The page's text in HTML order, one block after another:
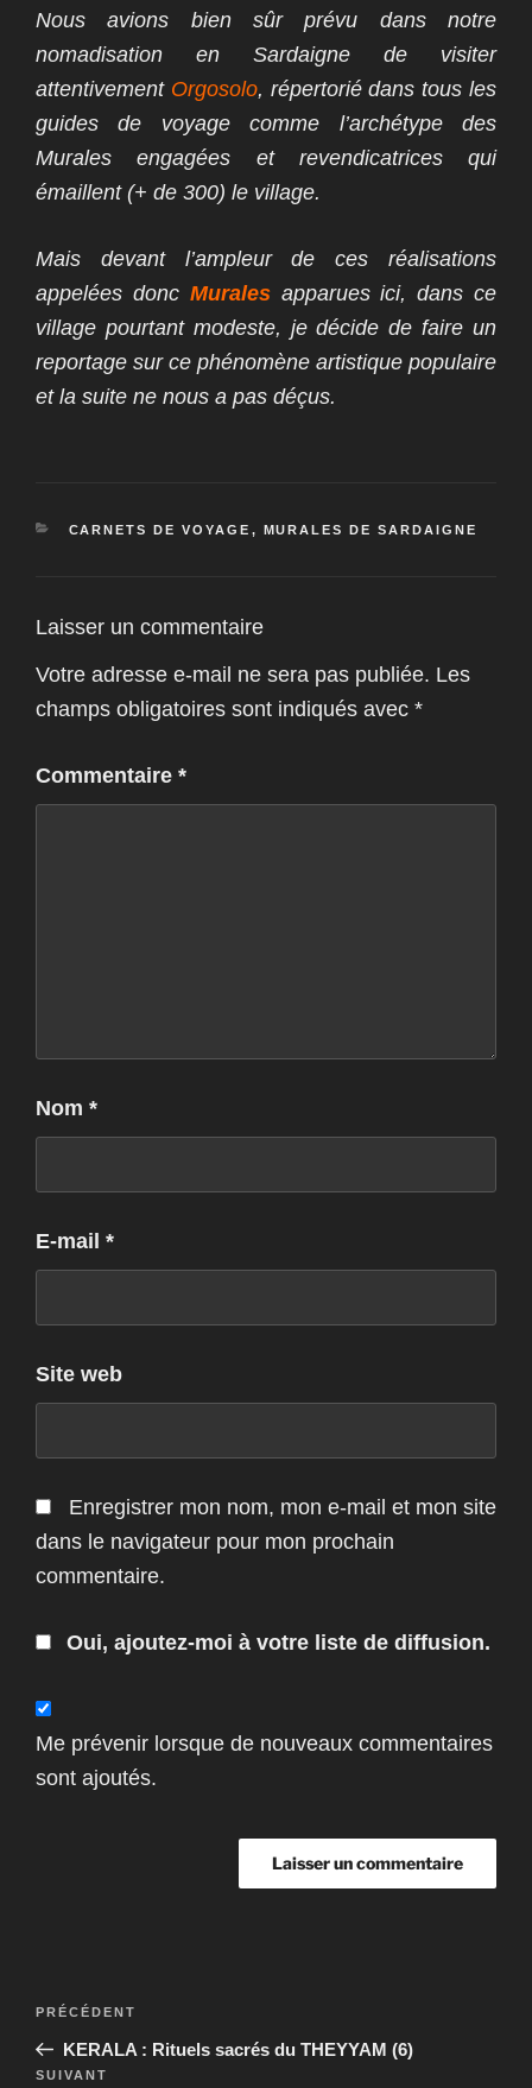
Nous avions bien sûr prévu dans notre
nomadisation en Sardaigne de visiter
attentivement Orgosolo, répertorié dans tous les
guides de voyage comme l’archétype des
Murales engagées et revendicatrices qui
émaillent (+ de 300) le village.
Mais devant l’ampleur de ces réalisations
appelées donc Murales apparues ici, dans ce
village pourtant modeste, je décide de faire un
reportage sur ce phénomène artistique populaire
et la suite ne nous a pas déçus.
CATÉGORIES
CARNETS DE VOYAGE , MURALES DE SARDAIGNE
Laisser un commentaire
Votre adresse e-mail ne sera pas publiée. Les
champs obligatoires sont indiqués avec *
Commentaire *
Nom *
E-mail *
Site web
Enregistrer mon nom, mon e-mail et mon site
dans le navigateur pour mon prochain
commentaire.
Oui, ajoutez-moi à votre liste de diffusion.
Me prévenir lorsque de nouveaux commentaires
sont ajoutés.
Navigation
l’article
Article
précédent
PRÉCÉDENT
KERALA : Rituels sacrés du THEYYAM (6)
Article
SUIVANT